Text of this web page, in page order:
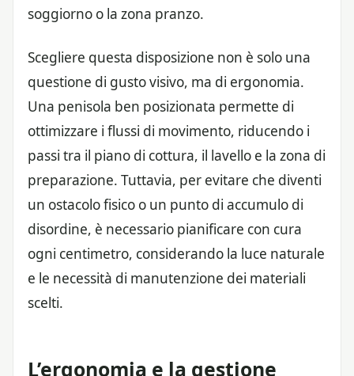
soggiorno o la zona pranzo.
Scegliere questa disposizione non è solo una
questione di gusto visivo, ma di ergonomia.
Una penisola ben posizionata permette di
ottimizzare i flussi di movimento, riducendo i
passi tra il piano di cottura, il lavello e la zona di
preparazione. Tuttavia, per evitare che diventi
un ostacolo fisico o un punto di accumulo di
disordine, è necessario pianificare con cura
ogni centimetro, considerando la luce naturale
e le necessità di manutenzione dei materiali
scelti.
L’ergonomia e la gestione